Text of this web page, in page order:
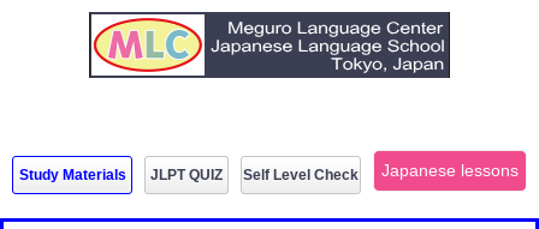
Study Materials JLPT QUIZ Self Level Check Japanese lessons